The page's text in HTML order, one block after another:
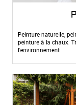
Peinture naturelle,
peinture à la chaux.
l'environnement.